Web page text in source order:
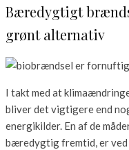
Bæredygtigt
grønt alternativ
I takt med at
bliver det vigtigere end
energikilder. En af de
bæredygtig fremtid, er